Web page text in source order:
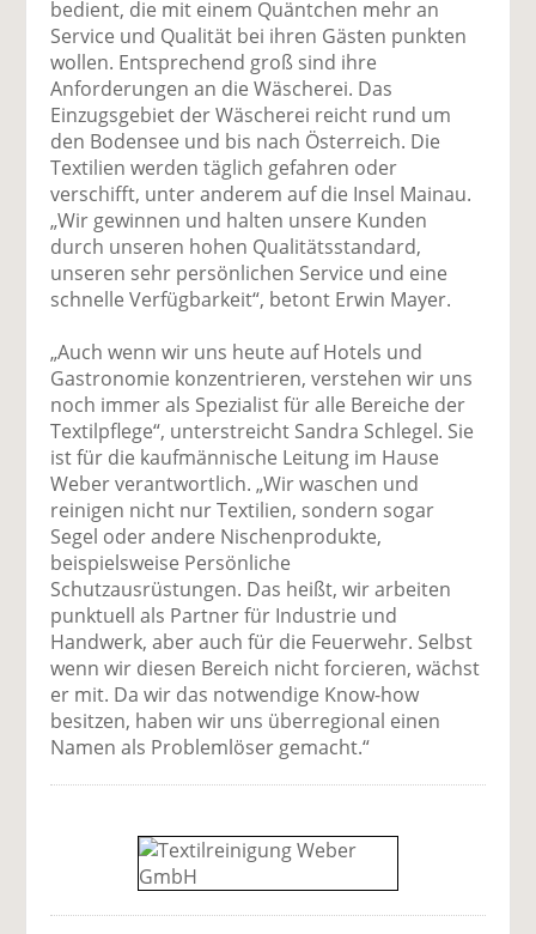
bedient, die mit einem Quäntchen mehr an
Service und Qualität bei ihren Gästen punkten
wollen. Entsprechend groß sind ihre
Anforderungen an die Wäscherei. Das
Einzugsgebiet der Wäscherei reicht rund um
den Bodensee und bis nach Österreich. Die
Textilien werden täglich gefahren oder
verschifft, unter anderem auf die Insel Mainau.
„Wir gewinnen und halten unsere Kunden
durch unseren hohen Qualitätsstandard,
unseren sehr persönlichen Service und eine
schnelle Verfügbarkeit“, betont Erwin Mayer.
„Auch wenn wir uns heute auf Hotels und
Gastronomie konzentrieren, verstehen wir uns
noch immer als Spezialist für alle Bereiche der
Textilpflege“, unterstreicht Sandra Schlegel. Sie
ist für die kaufmännische Leitung im Hause
Weber verantwortlich. „Wir waschen und
reinigen nicht nur Textilien, sondern sogar
Segel oder andere Nischenprodukte,
beispielsweise Persönliche
Schutzausrüstungen. Das heißt, wir arbeiten
punktuell als Partner für Industrie und
Handwerk, aber auch für die Feuerwehr. Selbst
wenn wir diesen Bereich nicht forcieren, wächst
er mit. Da wir das notwendige Know-how
besitzen, haben wir uns überregional einen
Namen als Problemlöser gemacht.“